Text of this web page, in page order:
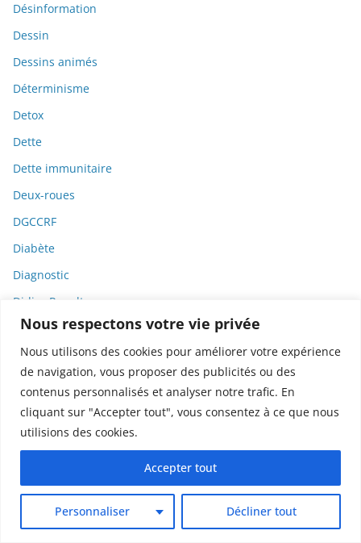
Nous respectons votre vie privée
Nous utilisons des cookies pour améliorer votre expérience
de navigation, vous proposer des publicités ou des
contenus personnalisés et analyser notre trafic. En
cliquant sur "Accepter tout", vous consentez à ce que nous
utilisions des cookies.
Personnaliser Décliner tout
Accepter tout
Désinformation
Dessin
Dessins animés
Déterminisme
Detox
Dette
Dette immunitaire
Deux-roues
DGCCRF
Diabète
Diagnostic
Didier Raoult
Diététique
Diffamation
Diplomatie
Dispositifs médicaux
Doctolib
Documentaire